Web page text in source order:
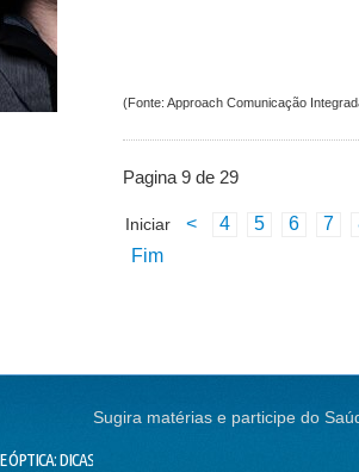
(Fonte: Approach Comunicação
Pagina 9 de 29
Iniciar < 4 5 6 7
Fim
ÓPTICA: DICAS
Sugira matérias e participe do